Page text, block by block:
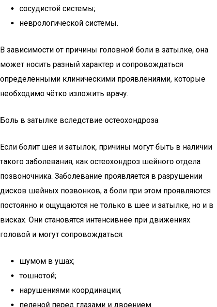
сосудистой системы;
неврологической системы.
В зависимости от причины головной боли в затылке, она
может носить разный характер и сопровождаться
определёнными клиническими проявлениями, которые
необходимо чётко изложить врачу.
Боль в затылке вследствие остеохондроза
Если болит шея и затылок, причины могут быть в наличии
такого заболевания, как остеохондроз шейного отдела
позвоночника. Заболевание проявляется в разрушении
дисков шейных позвонков, а боли при этом проявляются
постоянно и ощущаются не только в шее и затылке, но и в
висках. Они становятся интенсивнее при движениях
головой и могут сопровождаться:
шумом в ушах;
тошнотой;
нарушениями координации;
пеленой перед глазами и двоением.